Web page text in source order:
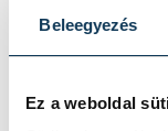
Beleegyezés
Ez a weboldal
tobakosok
szintén Törő
akkori Séd